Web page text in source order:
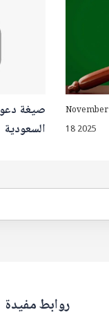
November
18 2025
صيغة
السعودية
روابط مفيدة